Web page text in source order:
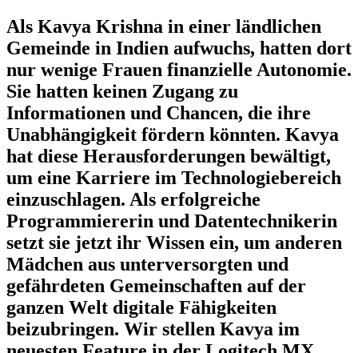
Als Kavya Krishna in einer ländlichen
Gemeinde in Indien aufwuchs, hatten dort
nur wenige Frauen finanzielle Autonomie.
Sie hatten keinen Zugang zu
Informationen und Chancen, die ihre
Unabhängigkeit fördern könnten. Kavya
hat diese Herausforderungen bewältigt,
um eine Karriere im Technologiebereich
einzuschlagen. Als erfolgreiche
Programmiererin und Datentechnikerin
setzt sie jetzt ihr Wissen ein, um anderen
Mädchen aus unterversorgten und
gefährdeten Gemeinschaften auf der
ganzen Welt digitale Fähigkeiten
beizubringen. Wir stellen Kavya im